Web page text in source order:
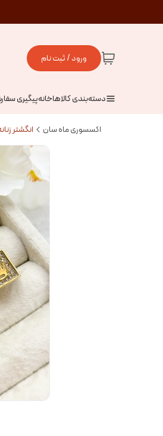
ورود / ثبت نام
دسته‌بندی کالاهاخانهپیگیری
اکسسوری ماه سان انگشتر